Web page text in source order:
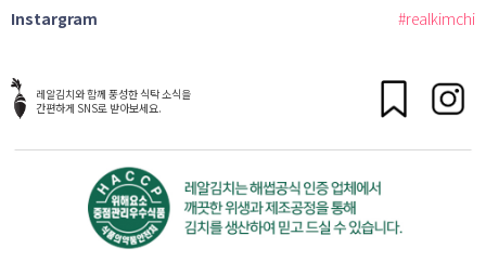
Instargram #realkimchi
레알김치와 함께 풍성한 식탁 소식을
간편하게 SNS로 받아보세요.